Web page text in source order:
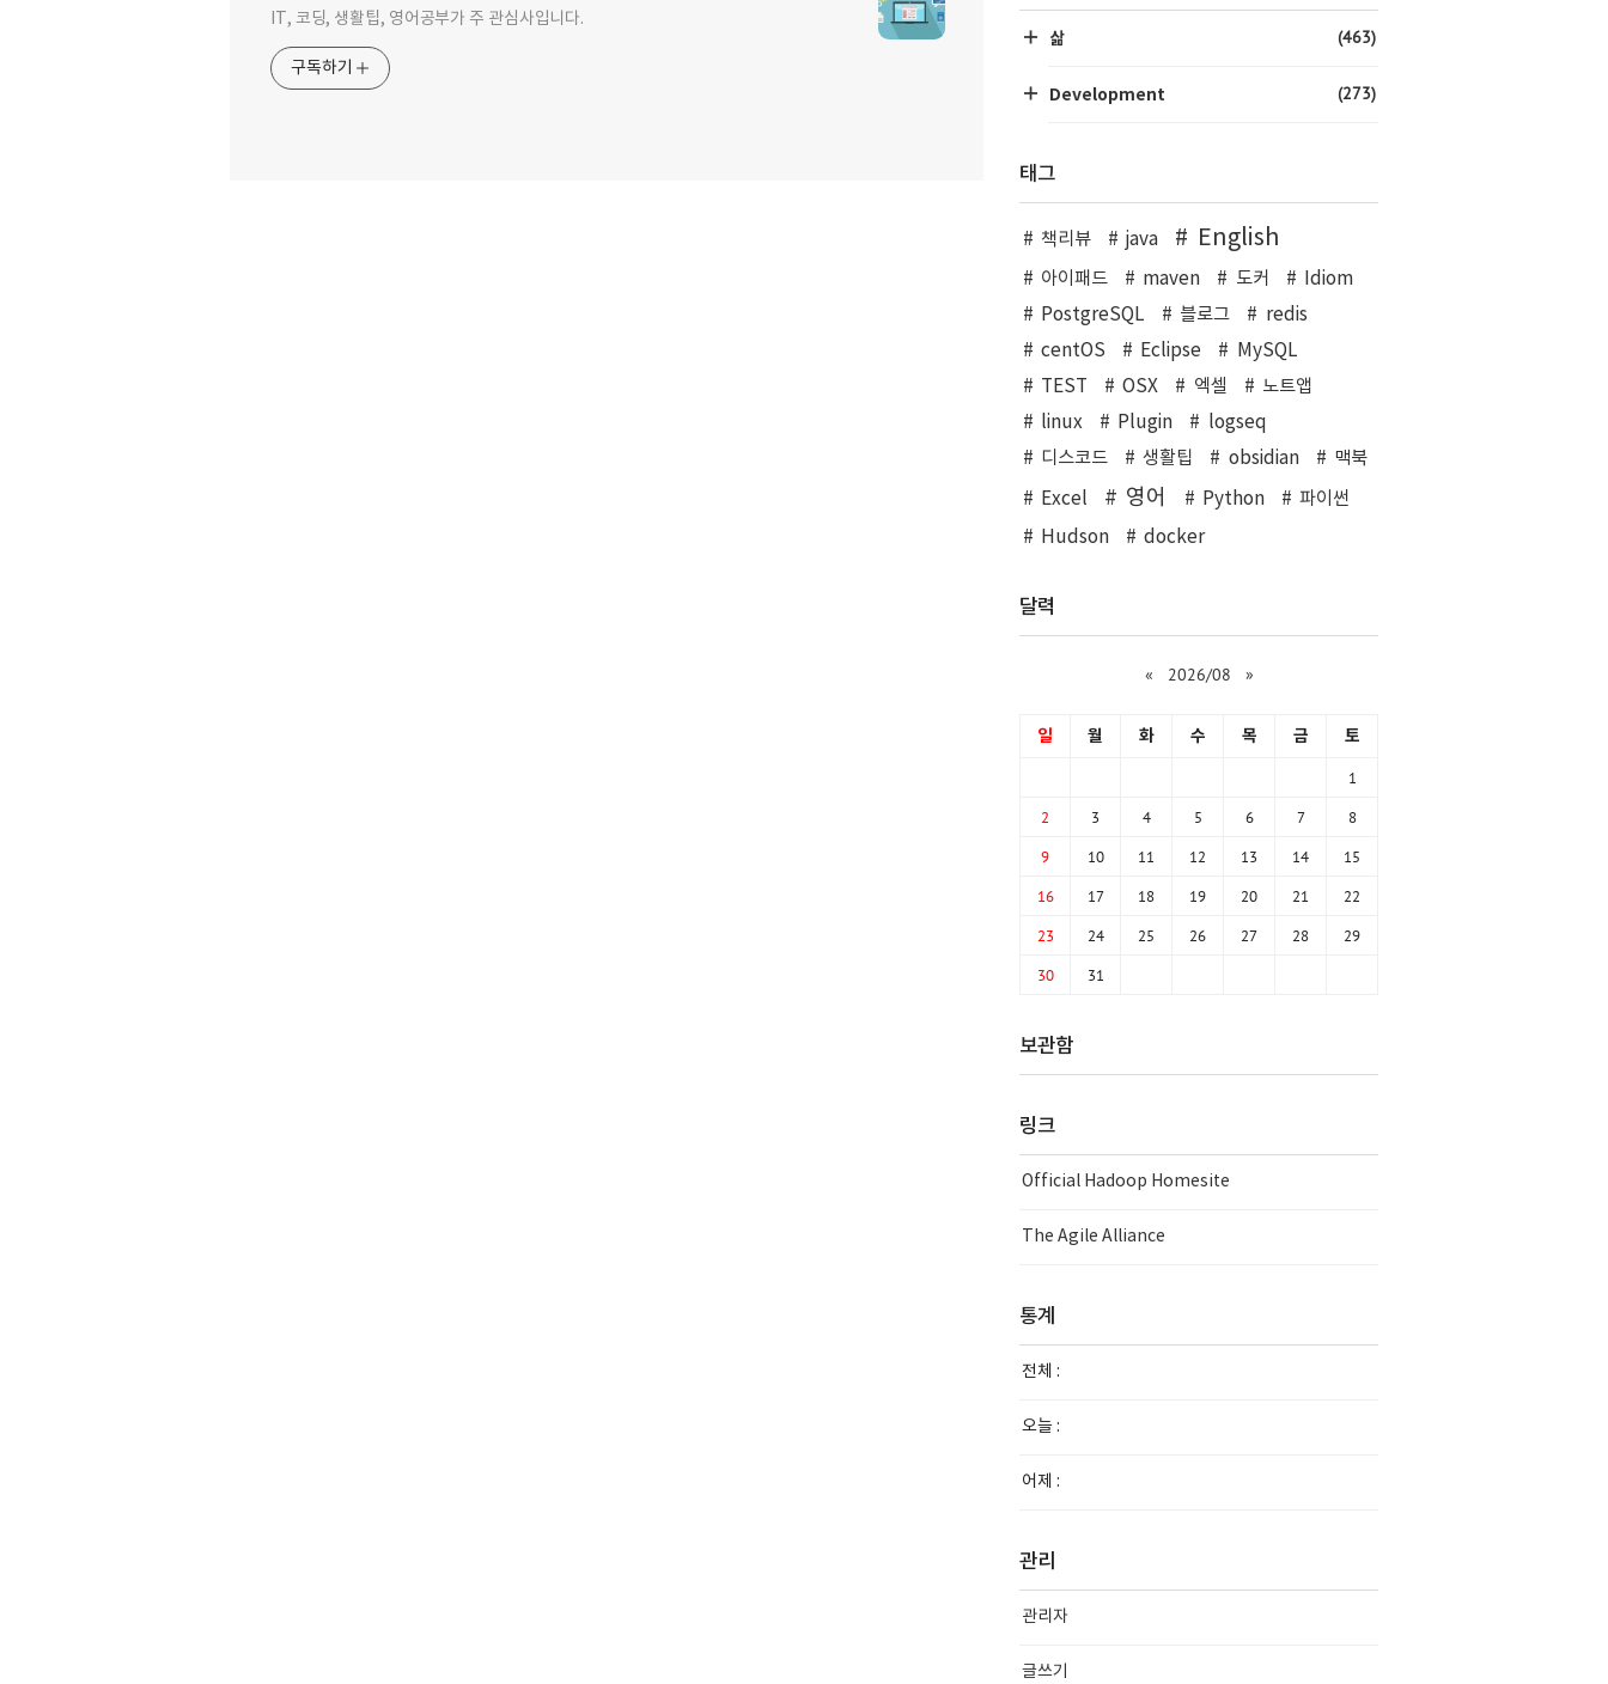
IT, 코딩, 생활팁, 영어공부가 주 관심사입니다.
구독하기
삶 (463)
Development (273)
태그
책리뷰 java English
아이패드 maven 도커
Idiom
PostgreSQL
블로그
redis
centOS
Eclipse
MySQL
TEST
OSX 엑셀
노트앱
linux
Plugin
logseq
디스코드
생활팁 obsidian
맥북
Excel
영어 Python
파이썬
Hudson
docker
달력
« 2026/08 »
일 월 화 수 목 금 토
1
2 3 4 5 6 7 8
9 10 11 12 13 14 15
16 17 18 19 20 21 22
23 24 25 26 27 28 29
30 31
보관함
링크
Official Hadoop Homesite
The Agile Alliance
통계
전체 :
오늘 :
어제 :
관리
관리자
글쓰기